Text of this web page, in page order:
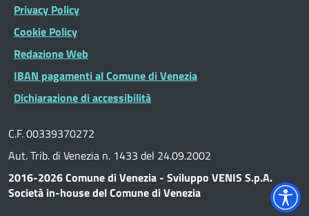
Privacy Policy
Cookie Policy
Redazione Web
IBAN pagamenti al Comune di Venezia
Dichiarazione di accessibilità
C.F. 00339370272
Aut. Trib. di Venezia n. 1433 del 24.09.2002
2016-2026 Comune di Venezia - Sviluppo VENIS S.p.A.
Società in-house del Comune di Venezia